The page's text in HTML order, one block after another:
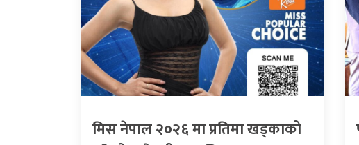
मिस नेपाल २०२६ मा प्रतिमा खड्काको